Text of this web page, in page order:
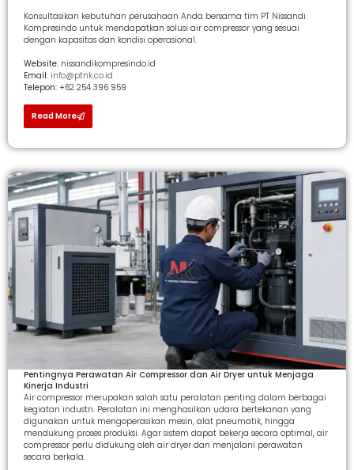
Konsultasikan kebutuhan perusahaan Anda bersama tim PT Nissandi
Kompresindo untuk mendapatkan solusi air compressor yang sesuai
dengan kapasitas dan kondisi operasional.
Website: nissandikompresindo.id
Email: info@ptnk.co.id
Telepon: +62 254 396 959
Read More
Pentingnya Perawatan Air Compressor dan Air Dryer untuk Menjaga
Kinerja Industri
Air compressor merupakan salah satu peralatan penting dalam berbagai
kegiatan industri. Peralatan ini menghasilkan udara bertekanan yang
digunakan untuk mengoperasikan mesin, alat pneumatik, hingga
mendukung proses produksi. Agar sistem dapat bekerja secara optimal, air
compressor perlu didukung oleh air dryer dan menjalani perawatan
secara berkala.